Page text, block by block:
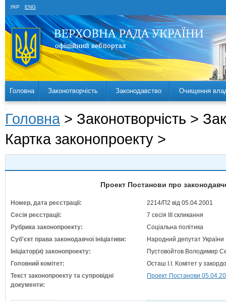
УКР ENG
Головна Законотворчість Законодавство Очищення
Головна > Законотворчість >
Картка законопроекту >
Проект Постанови про
Номер, дата реєстрації:
2214/П2 від 05.04.2001
Сесія реєстрації:
7 сесія III скликання
Рубрика законопроекту:
Соціальна політика
Суб'єкт права законодавчої ініціативи:
Народний депутат України
Ініціатор(и) законопроекту:
Пустовойтов Володимир
Головний комітет:
Осташ І.І. Комітет у
Текст законопроекту та супровідні
документи:
Проект Постанови